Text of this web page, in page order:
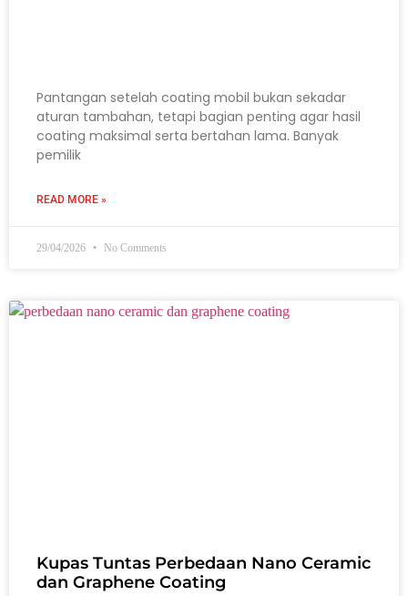
Pantangan setelah coating mobil bukan sekadar
aturan tambahan, tetapi bagian penting agar hasil
coating maksimal serta bertahan lama. Banyak
pemilik
READ MORE »
29/04/2026 No Comments
Kupas Tuntas Perbedaan Nano Ceramic
dan Graphene Coating